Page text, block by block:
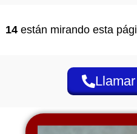
14están mirando esta